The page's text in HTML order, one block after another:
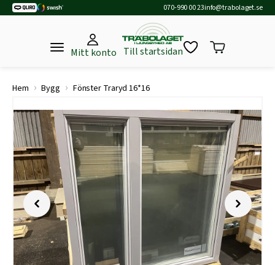
070-990 00 23info@trabolaget.se
Mitt konto Till startsidan
Hem › Bygg › Fönster Traryd 16*16